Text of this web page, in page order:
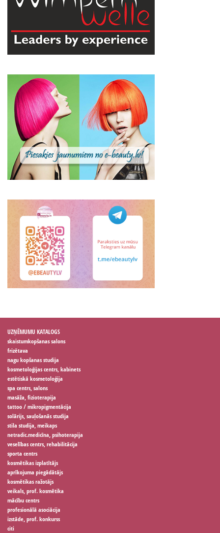
UZŅĒMUMU KATALOGS
skaistumkopšanas salons
frizētava
nagu kopšanas studija
kosmetoloģijas centrs, kabinets
estētiskā kosmetoloģija
spa centrs, salons
masāža, fizioterapija
tattoo / mikropigmentācija
solārijs, sauļošanās studija
stila studija, meikaps
netradic.medicīna, psihoterapija
veselības centrs, rehabilitācija
sporta centrs
kosmētikas izplatītājs
aprīkojuma piegādātājs
kosmētikas ražotājs
veikals, prof. kosmētika
mācību centrs
profesionālā asociācija
izstāde, prof. konkurss
citi